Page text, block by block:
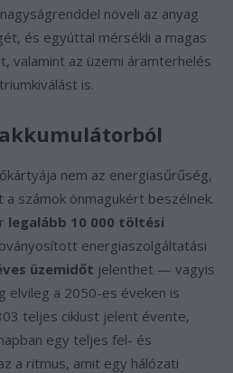
növeli az anyag
és egyúttal mérsékli a magas
valamint az üzemi áramterhelés
is.
nem az energiasűrűség,
számok önmagukért beszélnek.
legalább 10 000 töltési
energiaszolgáltatási
üzemidőt jelenthet — vagyis
a 2050-es éveken is
teljes ciklust jelent évente,
egy teljes fel- és
a ritmus, amit egy hálózati